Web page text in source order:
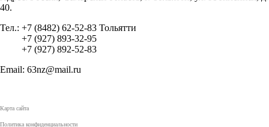
40.
Тел.: +7 (8482) 62-52-83 Тольятти
+7 (927) 893-32-95
+7 (927) 892-52-83
Email: 63nz@mail.ru
Карта сайта
Политика конфиденциальности